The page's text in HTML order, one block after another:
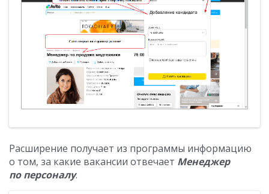
Расширение получает из программы информацию
о том, за какие вакансии отвечает Менеджер
по персоналу.